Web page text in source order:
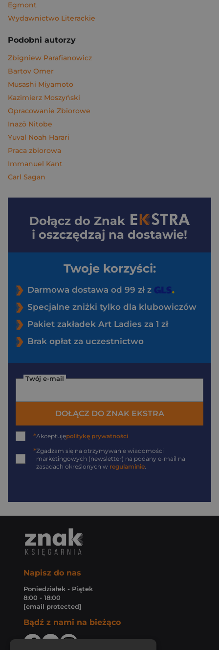
Egmont
Wydawnictwo Literackie
Podobni autorzy
Zbigniew Parafianowicz
Bartov Omer
Musashi Miyamoto
Kazimierz Moszyński
Opracowanie Zbiorowe
Inazō Nitobe
Yuval Noah Harari
Praca zbiorowa
Immanuel Kant
Carl Sagan
Dołącz do Znak
i oszczędzaj na dostawie!
Twoje korzyści:
Darmowa dostawa od 99 zł z
Specjalne zniżki tylko dla klubowiczów
Pakiet zakładek Art Ladies za 1 zł
Brak opłat za uczestnictwo
Twój e-mail
DOŁĄCZ DO ZNAK EKSTRA
*Akceptujępolitykę prywatności
*Zgadzam się na otrzymywanie wiadomości
marketingowych (newsletter) na podany e-mail na
zasadach określonych w regulaminie.
Napisz do nas
Poniedziałek - Piątek
8:00 - 18:00
[email protected]
Bądź z nami na bieżąco